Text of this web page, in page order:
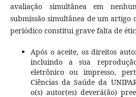
avaliação simultânea em
submissão simultânea de um artigo
periódico constitui grave falta de
Após o aceite, os direitos
incluindo a sua
eletrônico ou impresso,
Ciências da Saúde da
o(s) autor(es) deverá(ão)